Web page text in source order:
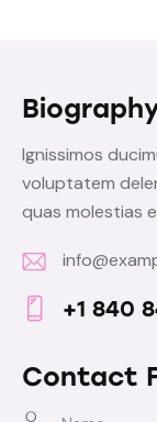
Ignissimos
voluptatem
quas molestias
E-
m
on
e:
+1 840
Contact